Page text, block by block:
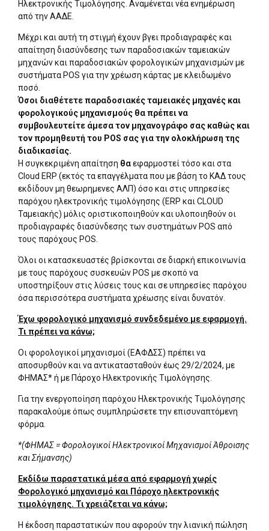
Ηλεκτρονικής Τιμολόγησης. Αναμένεται νέα ενημέρωση
από την ΑΑΔΕ.
Μέχρι και αυτή τη στιγμή έχουν βγει προδιαγραφές και
απαίτηση διασύνδεσης των παραδοσιακών ταμειακών
μηχανών και παραδοσιακών φορολογικών μηχανισμών με
συστήματα POS για την χρέωση κάρτας με κλειδωμένο
ποσό.
Όσοι διαθέτετε παραδοσιακές ταμειακές μηχανές και
φορολογικούς μηχανισμούς θα πρέπει να
συμβουλευτείτε άμεσα τον μηχανογράφο σας καθώς και
τον προμηθευτή του POS σας για την ολοκλήρωση της
διαδικασίας.
Η συγκεκριμένη απαίτηση θαεφαρμοστεί τόσο και στα
Cloud ERP (εκτός τα επαγγέλματα που με βάση το ΚΑΔ τους
εκδίδουν μη θεωρημενες ΑΛΠ) όσο και στις υπηρεσίες
παρόχου ηλεκτρονικής τιμολόγησης (ERP και CLOUD
Ταμειακής) μόλις οριστικοποιηθούν και υλοποιηθούν οι
προδιαγραφές διασύνδεσης των συστημάτων POS από
τους παρόχους POS.
Όλοι οι κατασκευαστές βρίσκονται σε διαρκή επικοινωνία
με τους παρόχους συσκευών POS με σκοπό να
υποστηρίξουν στις λύσεις τους και σε υπηρεσίες παρόχου
όσα περισσότερα συστήματα χρέωσης είναι δυνατόν.
Έχω φορολογικό μηχανισμό συνδεδεμένο με εφαρμογή.
Τι πρέπει να κάνω;
Οι φορολογικοί μηχανισμοί (ΕΑΦΔΣΣ) πρέπει να
αποσυρθούν και να αντικατασταθούν έως 29/2/2024, με
ΦΗΜΑΣ* ή με Πάροχο Ηλεκτρονικής Τιμολόγησης.
Για την ενεργοποίηση παρόχου Ηλεκτρονικής Τιμολόγησης
παρακαλούμε όπως συμπληρώσετε την επισυναπτόμενη
φόρμα.
*(ΦΗΜΑΣ = Φορολογικοί Ηλεκτρονικοί Μηχανισμοί Άθροισης
και Σήμανσης)
Εκδίδω παραστατικά μέσα από εφαρμογή χωρίς
Φορολογικό μηχανισμό και Πάροχο ηλεκτρονικής
τιμολόγησης. Τι χρειάζεται να κάνω;
Η έκδοση παραστατικών που αφορούν την λιανική πώληση